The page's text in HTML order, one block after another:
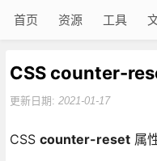
首页 资源 工具
CSS counter-
更新日期: 2021-01-17
CSS counter-reset属